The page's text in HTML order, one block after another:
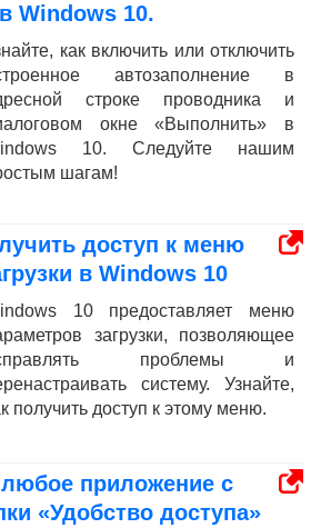
Windows 10.
как включить или отключить
автозаполнение в
строке проводника и
окне «Выполнить» в
10. Следуйте нашим
шагам!
доступ к меню
в Windows 10
10 предоставляет меню
загрузки, позволяющее
проблемы и
систему. Узнайте,
получить доступ к этому меню.
любое приложение с
«Удобство доступа»